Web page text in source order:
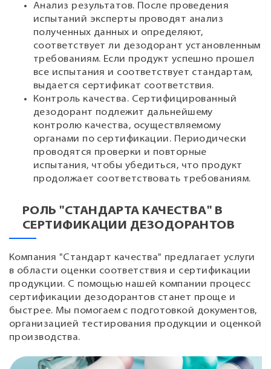
Анализ результатов. После проведения
испытаний эксперты проводят анализ
полученных данных и определяют,
соответствует ли дезодорант установленным
требованиям. Если продукт успешно прошел
все испытания и соответствует стандартам,
выдается сертификат соответствия.
Контроль качества. Сертифицированный
дезодорант подлежит дальнейшему
контролю качества, осуществляемому
органами по сертификации. Периодически
проводятся проверки и повторные
испытания, чтобы убедиться, что продукт
продолжает соответствовать требованиям.
РОЛЬ "СТАНДАРТА КАЧЕСТВА" В
СЕРТИФИКАЦИИ ДЕЗОДОРАНТОВ
Компания "Стандарт качества" предлагает услуги
в области оценки соответствия и сертификации
продукции. С помощью нашей компании процесс
сертификации дезодорантов станет проще и
быстрее. Мы помогаем с подготовкой документов,
организацией тестирования продукции и оценкой
производства.